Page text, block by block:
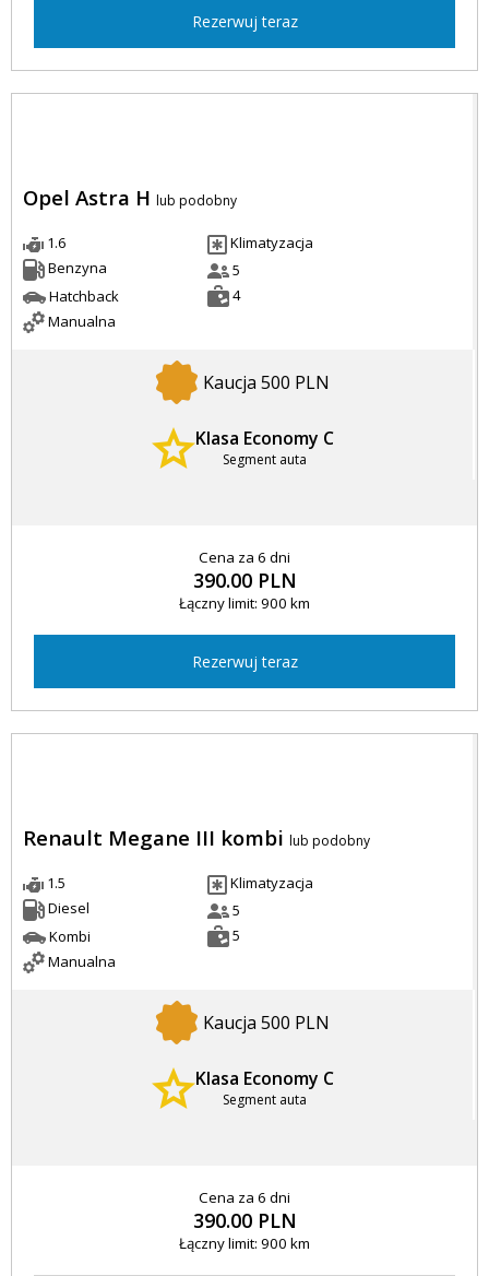
Rezerwuj teraz
Opel Astra H lub podobny
1.6
Benzyna
Hatchback
Manualna
Klimatyzacja
5
4
Kaucja 500 PLN
Klasa Economy C
Segment auta
Cena za 6 dni
390.00 PLN
Łączny limit: 900 km
Rezerwuj teraz
Renault Megane III kombi lub podobny
1.5
Diesel
Kombi
Manualna
Klimatyzacja
5
5
Kaucja 500 PLN
Klasa Economy C
Segment auta
Cena za 6 dni
390.00 PLN
Łączny limit: 900 km